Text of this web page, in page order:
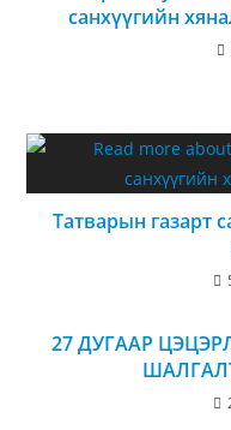
санхүүгийн
Татварын газарт
27 ДУГААР